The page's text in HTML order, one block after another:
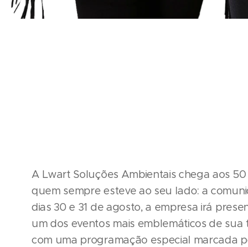
A Lwart Soluções Ambientais chega aos
quem sempre esteve ao seu lado: a
dias 30 e 31 de agosto, a empresa irá
um dos eventos mais emblemáticos de sua
com uma programação especial marcada